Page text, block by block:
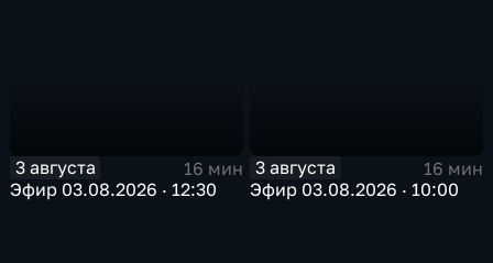
3 августа
16 мин
Эфир 03.08.2026 · 12:30
3 августа
16 мин
Эфир 03.08.2026 · 10:00